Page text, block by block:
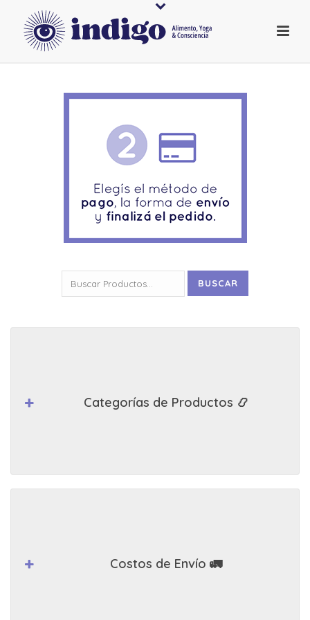
por:
BUSCAR
Categorías de Productos 📿
Costos de Envío 🚛